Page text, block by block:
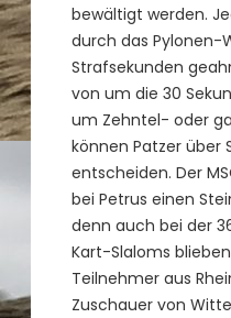
bewältigt werden.
durch das Pylonen-
Strafsekunden
von um die 30
um Zehntel- oder
können Patzer über
entscheiden. Der
bei Petrus einen
denn auch bei der
Kart-Slaloms
Teilnehmer aus
Zuschauer von